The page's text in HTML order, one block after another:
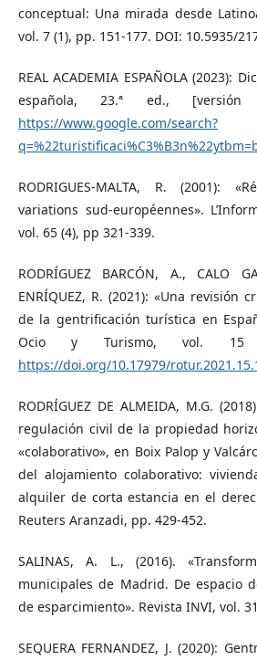
conceptual: Una mirada desde
vol. 7 (1), pp. 151-177. DOI: 10.5935/
REAL ACADEMIA ESPAÑOLA (2023):
española, 23.ª ed.,
https://www.google.com/search?
RODRIGUES-MALTA, R. (2001):
variations sud-européennes».
vol. 65 (4), pp 321-339.
RODRÍGUEZ BARCÓN, A., CALO
ENRÍQUEZ, R. (2021): «Una revisión
de la gentrificación turística en
Ocio y Turismo, vol.
https://doi.org/10.17979/
RODRÍGUEZ DE ALMEIDA, M.G.
regulación civil de la propiedad
«colaborativo», en Boix Palop y
del alojamiento colaborativo:
alquiler de corta estancia en el
Reuters Aranzadi, pp. 429-452.
SALINAS, A. L., (2016).
municipales de Madrid. De espacio
de esparcimiento». Revista INVI, vol.
SEQUERA FERNANDEZ, J. (2020):